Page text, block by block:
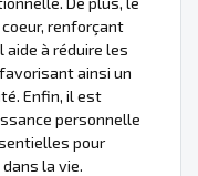
renforçant
à réduire les
ainsi un
Enfin, il est
personnelle
pour
la vie.